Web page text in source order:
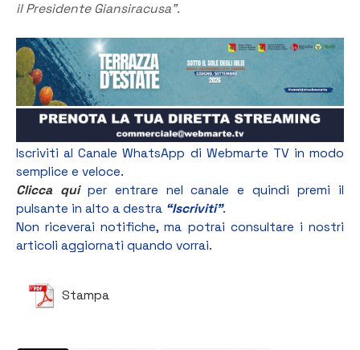
il Presidente Giansiracusa”.
Iscriviti al Canale WhatsApp di Webmarte TV in modo
semplice e veloce.
Clicca quiper entrare nel canale e quindi premi il
pulsante in alto a destra “Iscriviti”.
Non riceverai notifiche, ma potrai consultare i nostri
articoli aggiornati quando vorrai.
Stampa